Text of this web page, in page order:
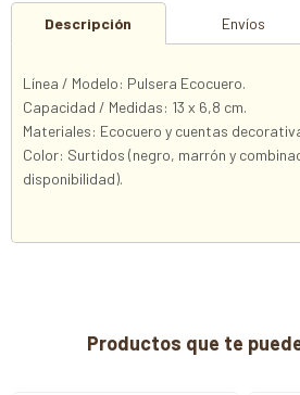
Descripción Envíos
Línea / Modelo: Pulsera Ecocuero.
Capacidad / Medidas: 13 x 6,8 cm.
Materiales: Ecocuero y cuentas
Color: Surtidos (negro, marrón y
disponibilidad).
Productos que te